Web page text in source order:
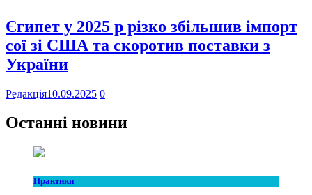
Єгипет у 2025 р різко збільшив імпорт
сої зі США та скоротив поставки з
України
Редакція10.09.2025 0
Останні новини
Практики